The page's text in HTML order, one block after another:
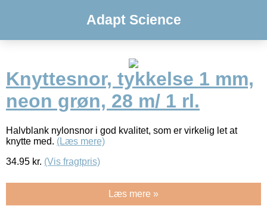
Adapt Science
Knyttesnor, tykkelse 1 mm,
neon grøn, 28 m/ 1 rl.
Halvblank nylonsnor i god kvalitet, som er virkelig let at
knytte med. (Læs mere)
34.95 kr. (Vis fragtpris)
Læs mere »